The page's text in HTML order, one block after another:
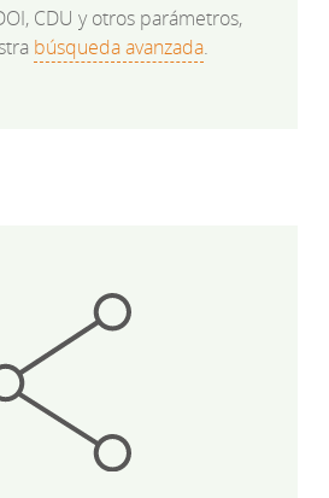
CDU y otros parámetros,
búsqueda avanzada.